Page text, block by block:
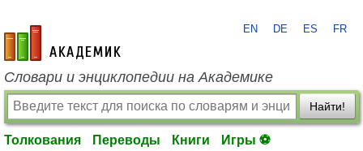
academic.ru
EN DE ES FR
Словари и энциклопедии на Академике
Найти!
Толкования Переводы Книги Игры ⚽